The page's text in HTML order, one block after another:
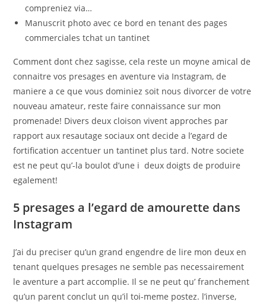
compreniez via…
Manuscrit photo avec ce bord en tenant des pages
commerciales tchat un tantinet
Comment dont chez sagisse, cela reste un moyne amical de
connaitre vos presages en aventure via Instagram, de
maniere a ce que vous dominiez soit nous divorcer de votre
nouveau amateur, reste faire connaissance sur mon
promenade! Divers deux cloison vivent approches par
rapport aux resautage sociaux ont decide a l’egard de
fortification accentuer un tantinet plus tard. Notre societe
est ne peut qu’-la boulot d’une i deux doigts de produire
egalement!
5 presages a l’egard de amourette dans
Instagram
J’ai du preciser qu’un grand engendre de lire mon deux en
tenant quelques presages ne semble pas necessairement
le aventure a part accomplie. Il se ne peut qu’ franchement
qu’un parent conclut un qu’il toi-meme postez. l’inverse,